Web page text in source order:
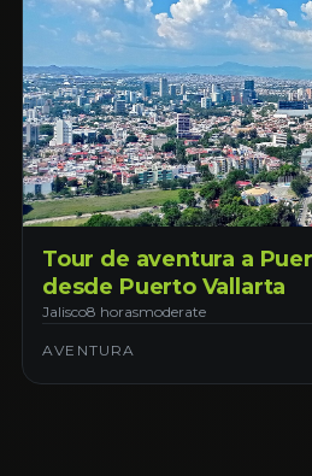
Tour de aventura a
desde Puerto Vallarta
Jalisco8 horasmoderate
AVENTURA